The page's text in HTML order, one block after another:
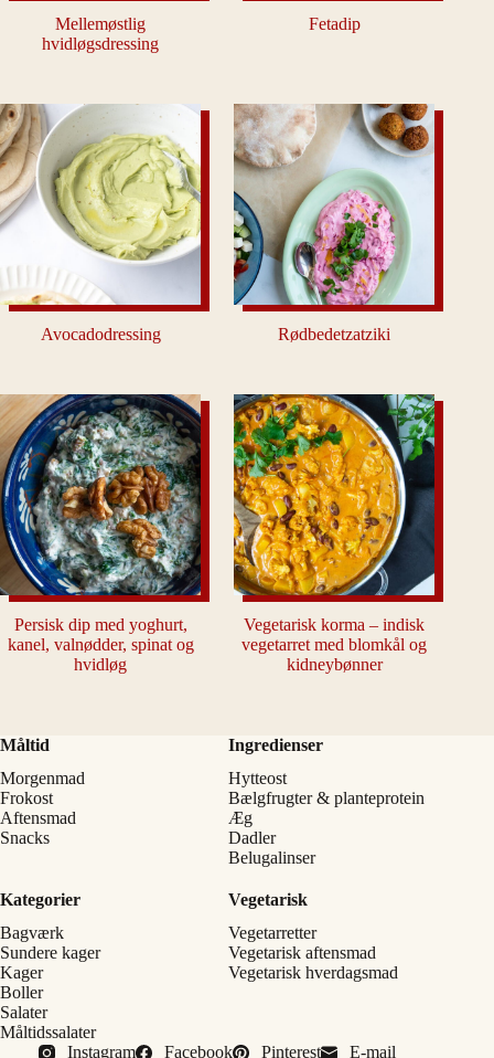
Mellemøstlig
hvidløgsdressing
Fetadip
Avocadodressing Rødbedetzatziki
Persisk dip med yoghurt,
kanel, valnødder, spinat og
hvidløg
Vegetarisk korma – indisk
vegetarret med blomkål og
kidneybønner
Måltid
Morgenmad
Frokost
Aftensmad
Snacks
Ingredienser
Hytteost
Bælgfrugter & planteprotein
Æg
Dadler
Belugalinser
Kategorier
Bagværk
Sundere kager
Kager
Boller
Salater
Måltidssalater
Vegetarisk
Vegetarretter
Vegetarisk aftensmad
Vegetarisk hverdagsmad
Instagram Facebook Pinterest E-mail